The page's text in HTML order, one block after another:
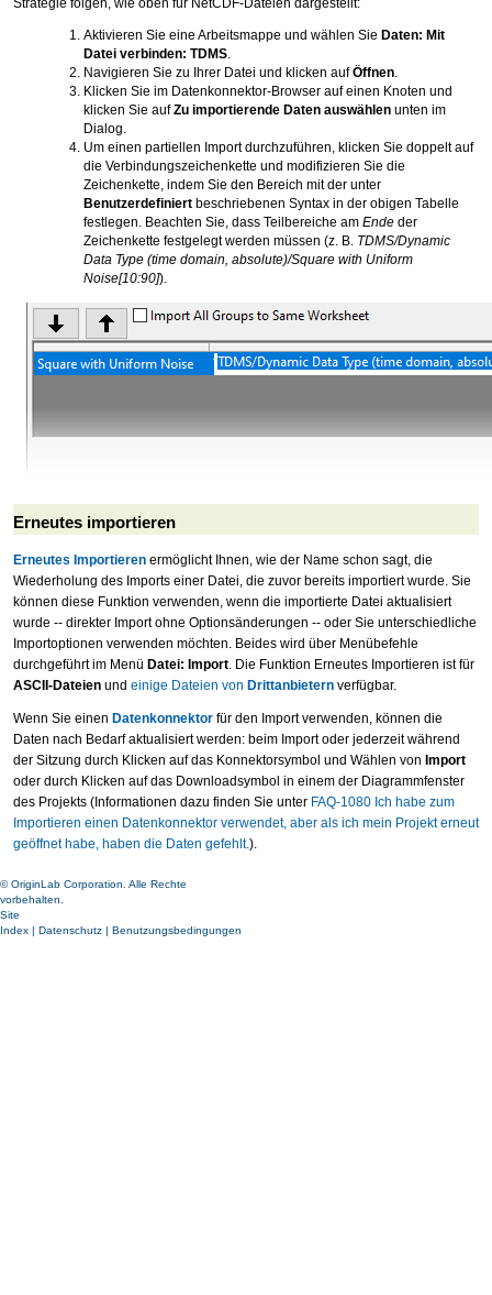
Strategie folgen, wie oben für NetCDF-Dateien dargestellt:
Aktivieren Sie eine Arbeitsmappe und wählen Sie Daten: Mit
Datei verbinden: TDMS
Navigieren Sie zu Ihrer Datei und klicken aufÖffnen
Klicken Sie im Datenkonnektor-Browser auf einen Knoten und
klicken Sie aufZu importierende Daten auswählen unten im
Dialog.
Um einen partiellen Import durchzuführen, klicken Sie doppelt auf
die Verbindungszeichenkette und modifizieren Sie die
Zeichenkette, indem Sie den Bereich mit der unter
Benutzerdefiniert beschriebenen Syntax in der obigen Tabelle
festlegen. Beachten Sie, dass Teilbereiche am Ende der
Zeichenkette festgelegt werden müssen (z. B. TDMS/Dynamic
Data Type (time domain, absolute)/Square with Uniform
Noise[10:90]).
Erneutes importieren
Erneutes Importieren ermöglicht Ihnen, wie der Name schon sagt, die
Wiederholung des Imports einer Datei, die zuvor bereits importiert wurde. Sie
können diese Funktion verwenden, wenn die importierte Datei aktualisiert
wurde -- direkter Import ohne Optionsänderungen -- oder Sie unterschiedliche
Importoptionen verwenden möchten. Beides wird über Menübefehle
durchgeführt im Menü Datei: Import. Die Funktion Erneutes Importieren ist für
ASCII-Dateien und einige Dateien von Drittanbietern verfügbar.
Wenn Sie einen Datenkonnektor für den Import verwenden, können die
Daten nach Bedarf aktualisiert werden: beim Import oder jederzeit während
der Sitzung durch Klicken auf das Konnektorsymbol und Wählen von Import
oder durch Klicken auf das Downloadsymbol in einem der Diagrammfenster
des Projekts (Informationen dazu finden Sie unter FAQ-1080 Ich habe zum
Importieren einen Datenkonnektor verwendet, aber als ich mein Projekt erneut
geöffnet habe, haben die Daten gefehlt.).
© OriginLab Corporation. Alle Rechte
vorbehalten.
Site
Index | Datenschutz | Benutzungsbedingungen